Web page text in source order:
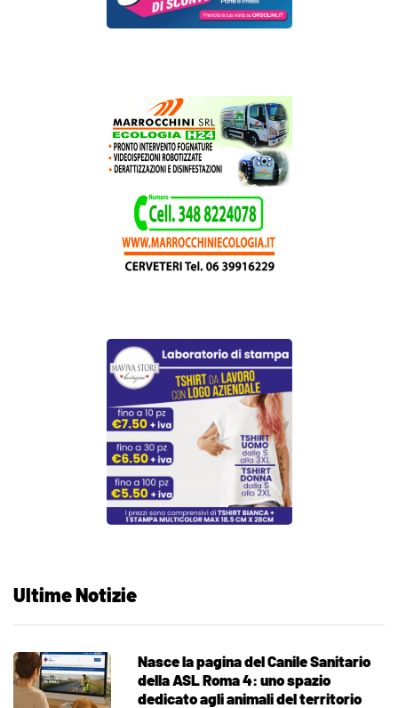
Ultime Notizie
Nasce la pagina del Canile Sanitario
della ASL Roma 4: uno spazio
dedicato agli animali del territorio